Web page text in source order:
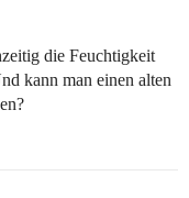
die Feuchtigkeit
kann man einen alten